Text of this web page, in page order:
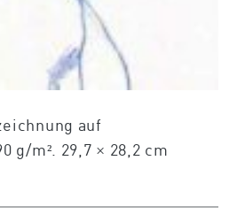
auf
g/m². 29,7 × 28,2 cm